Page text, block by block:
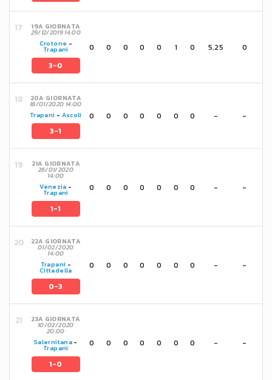
19A GIORNATA
29/12/2019 14:00
Crotone -
Trapani
3-0
0 0 0 0 0 1 0 5,25 0
20A GIORNATA
18/01/2020 14:00
Trapani - Ascoli
3-1
0 0 0 0 0 0 0 - -
21A GIORNATA
26/01/2020
14:00
Venezia -
Trapani
1-1
0 0 0 0 0 0 0 - -
22A GIORNATA
01/02/2020
14:00
Trapani -
Cittadella
0-3
0 0 0 0 0 0 0 - -
23A GIORNATA
10/02/2020
20:00
Salernitana-
Trapani
1-0
0 0 0 0 0 0 0 - -